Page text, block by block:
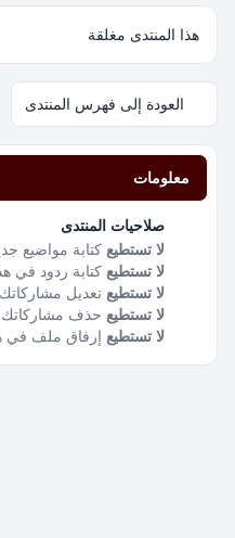
هذا المنتدى مغلقة
العودة إلى فهرس المنتدى
معلومات
صلاحيات المنتدى
لا تستطيع كتابة مواضيع
لا تستطيع كتابة ردود في
لا تستطيع تعديل
لا تستطيع حذف مشاركاتك
لا تستطيع إرفاق ملف في